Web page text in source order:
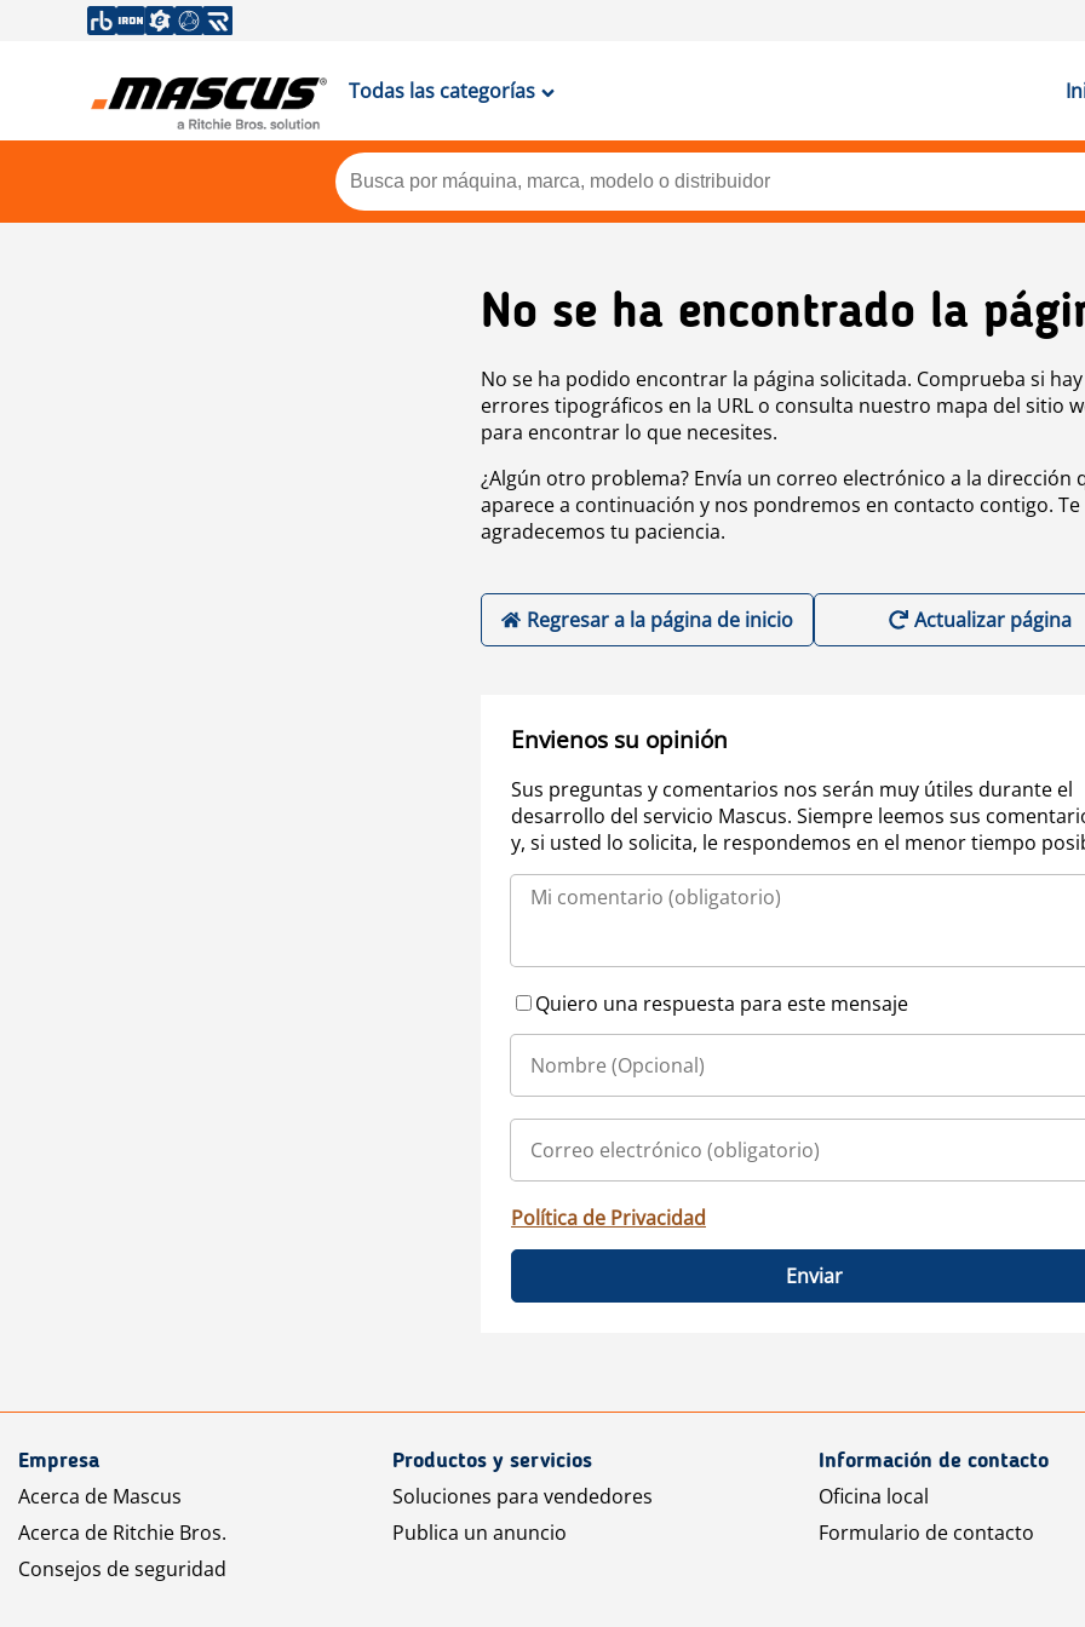
Todas las categorías
No se ha encontrado la
No se ha podido encontrar la página solicitada. Comprueba si hay
errores tipográficos en la URL o consulta nuestro mapa del sitio
para encontrar lo que necesites.
¿Algún otro problema? Envía un correo electrónico a la dirección
aparece a continuación y nos pondremos en contacto contigo. Te
agradecemos tu paciencia.
Regresar a la página de inicio Actualizar página
Envienos su opinión
Sus preguntas y comentarios nos serán muy útiles durante el
desarrollo del servicio Mascus. Siempre leemos sus
y, si usted lo solicita, le respondemos en el menor tiempo
Quiero una respuesta para este mensaje
Política de Privacidad
Enviar
Empresa
Acerca de Mascus
Acerca de Ritchie Bros.
Consejos de seguridad
Productos y servicios
Soluciones para vendedores
Publica un anuncio
Información de contacto
Oficina local
Formulario de contacto